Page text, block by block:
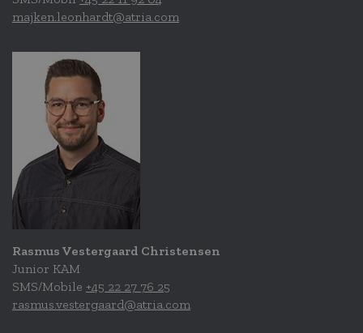
majken.leonhardt@atria.com
Rasmus Vestergaard Christensen
Junior KAM
SMS/Mobile +45 22 27 76 25
rasmus.vestergaard@atria.com